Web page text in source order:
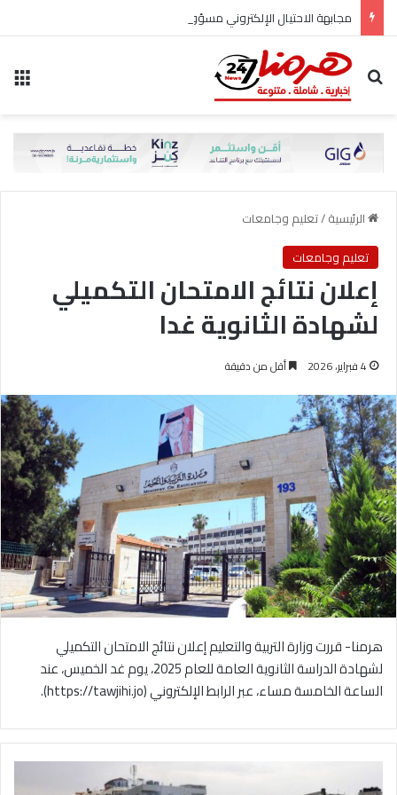
مجابهة الاحتيال الإلكتروني مسؤولية مشتركة
بحث عن
الرئيسية/تعليم وجامعات
تعليم وجامعات
إعلان نتائج الامتحان التكميلي
لشهادة الثانوية غدا
4 فبراير، 2026 أقل من دقيقة
هرمنا- قررت وزارة التربية والتعليم إعلان نتائج الامتحان التكميلي
لشهادة الدراسة الثانوية العامة للعام 2025، يوم غد الخميس، عند
الساعة الخامسة مساء، عبر الرابط الإلكتروني (https://tawjihi.jo).
ش